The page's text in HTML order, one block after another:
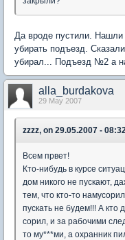
Да вроде пустили. Нашли
убирать подъезд.
убирал... Подъезд №2 а
alla_burdakova
29 May 2007
zzzz, on 29.05.2007 -
Всем првет!
Кто-нибудь в курсе
дом никого не пускают,
тем, что кто-то
пускать не будем!!! А
сорил, и за рабочими
то му***ми, а охранник